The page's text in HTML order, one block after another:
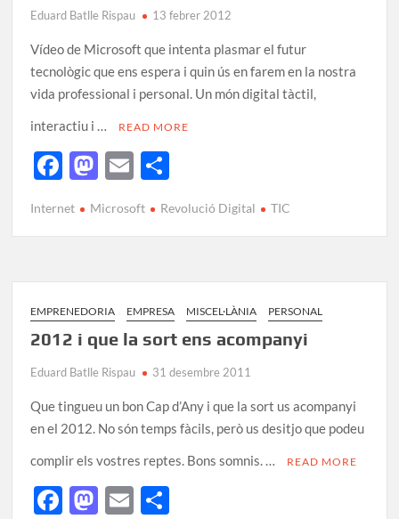
Eduard Batlle Rispau 13 febrer 2012
Vídeo de Microsoft que intenta plasmar el futur
tecnològic que ens espera i quin ús en farem en la nostra
vida professional i personal. Un món digital tàctil,
interactiu i …
READ MORE
F
e
o
o
k
M
to
o
n
E
ail m
ar
te
ix
Internet Microsoft Revolució Digital TIC
EMPRENEDORIA EMPRESA MISCEL·LÀNIA PERSONAL
2012 i que la sort ens acompanyi
Eduard Batlle Rispau 31 desembre 2011
Que tingueu un bon Cap d’Any i que la sort us acompanyi
en el 2012. No són temps fàcils, però us desitjo que podeu
complir els vostres reptes. Bons somnis. …
READ MORE
F
M E